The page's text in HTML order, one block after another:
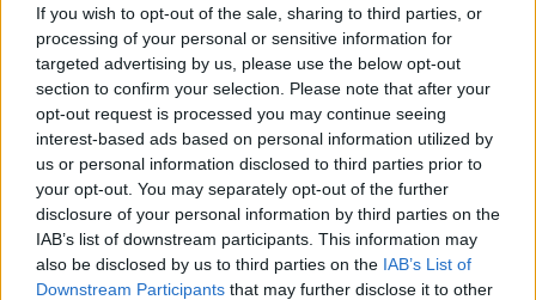
If you wish to opt-out of the sale, sharing to third parties, or
processing of your personal or sensitive information for
targeted advertising by us, please use the below opt-out
section to confirm your selection. Please note that after your
opt-out request is processed you may continue seeing
interest-based ads based on personal information utilized by
us or personal information disclosed to third parties prior to
your opt-out. You may separately opt-out of the further
disclosure of your personal information by third parties on the
IAB’s list of downstream participants. This information may
also be disclosed by us to third parties on the IAB’s List of
Downstream Participants that may further disclose it to other
Acéllövedék / Full Metal Jacket (1987)
FilmBaráth• 2016. március 25.
Lehet újat mondani a vietnámi háborúról A szakasz
és az Apokalipszis, most után? Stanley Kubrick-nak
sikerült. Az Acéllövedéknek bérelt helye van a
legjobb háborús filmek toplistáján, amit nem a
monumentalitásával vívott ki magának, hanem
azzal, hogy az emberi tragédiákat…